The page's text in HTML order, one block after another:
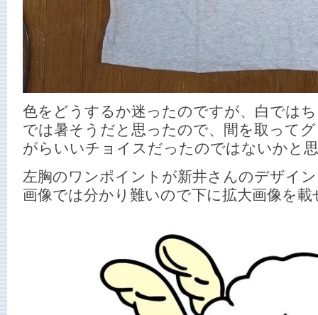
色をどうするか迷ったのですが、白では
では暑そうだと思ったので、間を取って
がらいいチョイスだったのではないかと
左胸のワンポイントが新井さんのデザイ
画像では分かり難いので下に拡大画像を